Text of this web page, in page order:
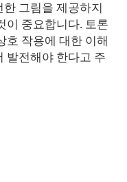
그림을 제공하지
이 중요합니다. 토론
호 작용에 대한 이해
발전해야 한다고 주